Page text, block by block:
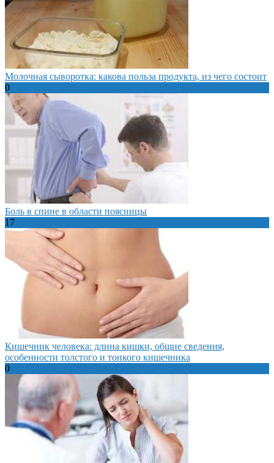
Молочная сыворотка: какова польза продукта, из чего состоит
0
Боль в спине в области поясницы
17
Кишечник человека: длина кишки, общие сведения,
особенности толстого и тонкого кишечника
0